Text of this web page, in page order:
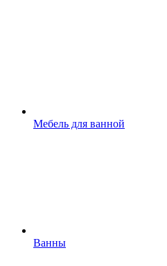
Мебель для ванной
Ванны